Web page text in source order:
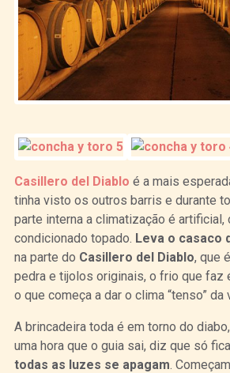
Casillero del Diablo é a mais
tinha visto os outros barris e durante
parte interna a climatização é artificial,
condicionado topado. Leva o casaco
na parte do Casillero del Diablo, que
pedra e tijolos originais, o frio que faz
o que começa a dar o clima “tenso” da
A brincadeira toda é em torno do
uma hora que o guia sai, diz que só
todas as luzes se apagam .